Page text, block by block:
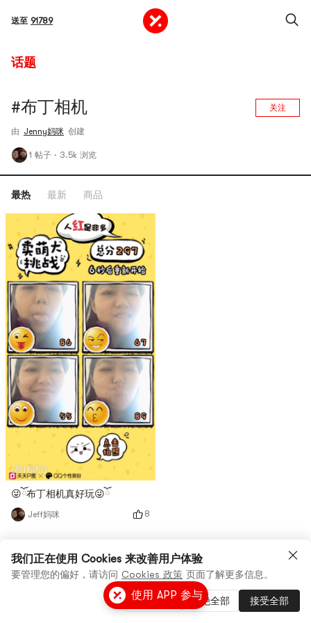
送至 91789
话题
#布丁相机 关注
由 Jenny妈咪 创建
1 帖子 · 3.5k 浏览
最热 最新 商品
😜ོ布丁相机真好玩😜ོ
Jeff妈咪 8
End
使用 APP 参与
我们正在使用 Cookies 来改善用户体验
要管理您的偏好，请访问 Cookies 政策 页面了解更多信息。
管理设置 拒绝全部 接受全部